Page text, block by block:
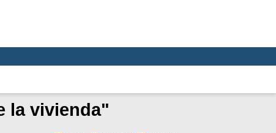
la vivienda"